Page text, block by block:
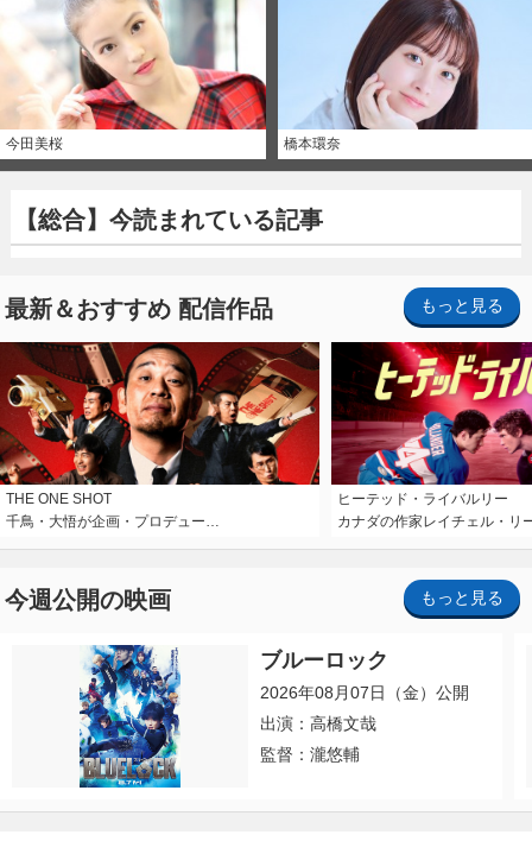
今田美桜 橋本環奈
【総合】今読まれている記事
最新＆おすすめ 配信作品 もっと見る
THE ONE SHOT
千鳥・大悟が企画・プロデュー…
ヒーテッド・ライバルリー
カナダの作家レイチェル・リ
今週公開の映画 もっと見る
ブルーロック
2026年08月07日（金）公開
出演：高橋文哉
監督：瀧悠輔